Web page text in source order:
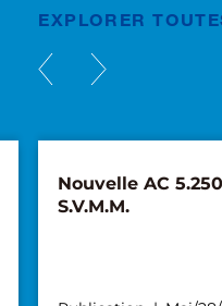
EXPLORER
Nouvelle AC
S.V.M.M.